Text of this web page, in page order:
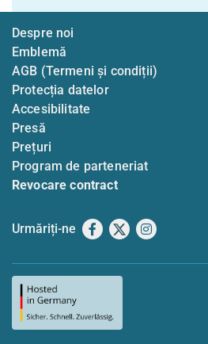
Despre noi
Emblemă
AGB (Termeni și condiții)
Protecția datelor
Accesibilitate
Presă
Prețuri
Program de parteneriat
Revocare contract
Urmăriți-ne Facebook
X Instagram